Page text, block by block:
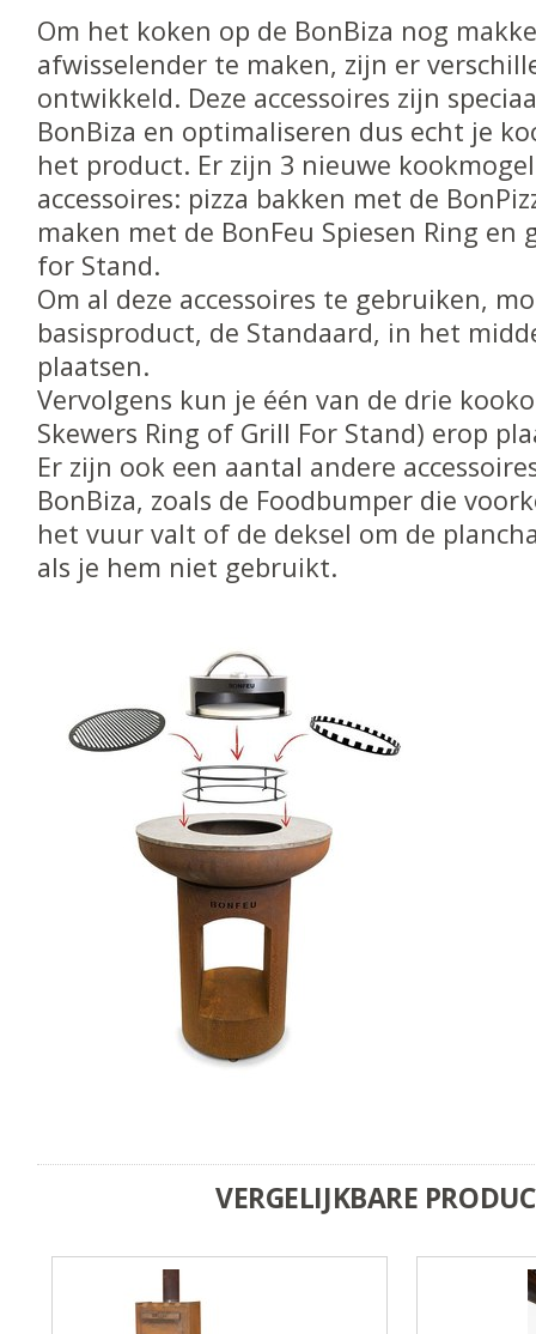
Om het koken op de BonBiza nog
afwisselender te maken, zijn er
ontwikkeld. Deze accessoires zijn
BonBiza en optimaliseren dus echt je
het product. Er zijn 3 nieuwe
accessoires: pizza bakken met de
maken met de BonFeu Spiesen Ring
for Stand.
Om al deze accessoires te gebruiken,
basisproduct, de Standaard, in het
plaatsen.
Vervolgens kun je één van de drie
Skewers Ring of Grill For Stand) erop
Er zijn ook een aantal andere
BonBiza, zoals de Foodbumper die
het vuur valt of de deksel om de
als je hem niet gebruikt.
VERGELIJKBARE